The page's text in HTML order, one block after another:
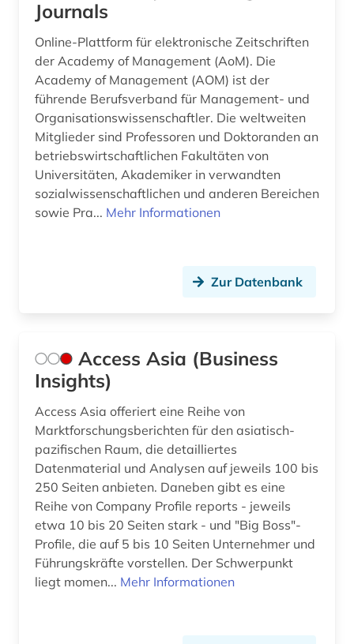
brancheninformation (1)
branchenprofil (1)
brandenburg (2)
brandschutz (3)
braunkohle (1)
brüssel (1)
buchbestand (1)
buchführung (6)
budget (1)
bundesdatenschutzgesetz (1)
bundesfinanzhof (1)
Journals
Online-Plattform für elektronische Zeitschriften
der Academy of Management (AoM). Die
Academy of Management (AOM) ist der
führende Berufsverband für Management- und
Organisationswissenschaftler. Die weltweiten
Mitglieder sind Professoren und Doktoranden an
betriebswirtschaftlichen Fakultäten von
Universitäten, Akademiker in verwandten
sozialwissenschaftlichen und anderen Bereichen
sowie Pra... Mehr Informationen
Zur Datenbank
Access Asia (Business
Insights)
Access Asia offeriert eine Reihe von
Marktforschungsberichten für den asiatisch-
pazifischen Raum, die detailliertes
Datenmaterial und Analysen auf jeweils 100 bis
250 Seiten anbieten. Daneben gibt es eine
Reihe von Company Profile reports - jeweils
etwa 10 bis 20 Seiten stark - und "Big Boss"-
Profile, die auf 5 bis 10 Seiten Unternehmer und
Führungskräfte vorstellen. Der Schwerpunkt
liegt momen... Mehr Informationen